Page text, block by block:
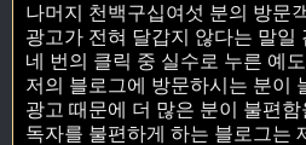
나머지 천백구십여섯 분의 방문
광고가 전혀 달갑지 않다는 말일
네 번의 클릭 중 실수로 누른 예
저의 블로그에 방문하시는 분이
광고 때문에 더 많은 분이 불편
독자를 불편하게 하는 블로그는